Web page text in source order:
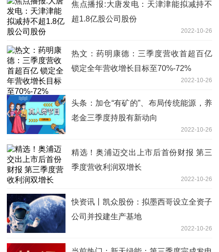
焦点播报:大唐发电：天津津能拟减持不
超1.8亿股公司股份
2022-10-26
热文：药明康德：三季度营收首超百亿
锁定全年营收增长目标至70%-72%
2022-10-26
头条：加仓“有矿的”、布局传统能源，养
老金三季度持股有新动向
2022-10-26
精选！奥浦迈交出上市后首份财报 第三
季度营收利润双增长
2022-10-26
快资讯丨凯众股份：拟墨西哥设立全资子
公司并投建生产基地
2022-10-26